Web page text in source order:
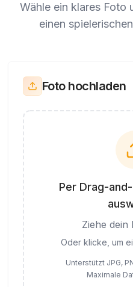
Wähle ein klares Foto
einen
Foto hochladen
Per Drag-
Ziehe dein
Oder klicke, um
Unterstützt JPG,
Maximale